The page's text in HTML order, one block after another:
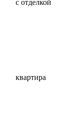
с отделкой
квартира